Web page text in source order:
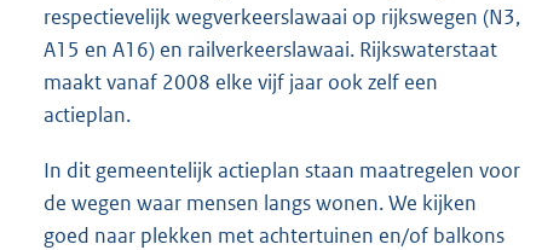
respectievelijk wegverkeerslawaai op rijkswegen (N3,
A15 en A16) en railverkeerslawaai. Rijkswaterstaat
maakt vanaf 2008 elke vijf jaar ook zelf een
actieplan.
In dit gemeentelijk actieplan staan maatregelen voor
de wegen waar mensen langs wonen. We kijken
goed naar plekken met achtertuinen en/of balkons